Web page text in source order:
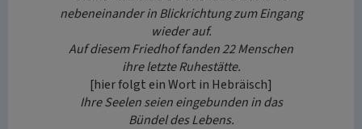
nebeneinander in Blickrichtung zum Eingang
wieder auf.
Auf diesem Friedhof fanden 22 Menschen
ihre letzte Ruhestätte.
[hier folgt ein Wort in Hebräisch]
Ihre Seelen seien eingebunden in das
Bündel des Lebens.